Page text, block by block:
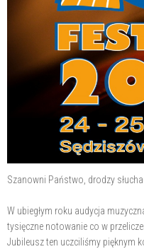
Szanowni Państwo, drodzy
W ubiegłym roku audycja
tysięczne notowanie co w
Jubileusz ten uczciliśmy pięknym